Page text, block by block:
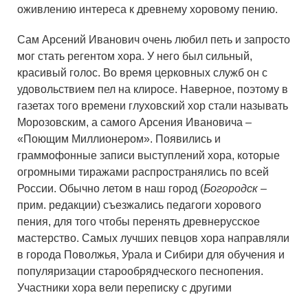
оживлению интереса к древнему хоровому пению.
Сам Арсений Иванович очень любил петь и запросто
мог стать регентом хора. У него был сильный,
красивый голос. Во время церковных служб он с
удовольствием пел на клиросе. Наверное, поэтому в
газетах того времени глуховский хор стали называть
Морозовским, а самого Арсения Ивановича –
«Поющим Миллионером». Появились и
граммофонные записи выступлений хора, которые
огромными тиражами распространялись по всей
России. Обычно летом в наш город (Богородск –
прим. редакции) съезжались педагоги хорового
пения, для того чтобы перенять древнерусское
мастерство. Самых лучших певцов хора направляли
в города Поволжья, Урала и Сибири для обучения и
популяризации старообрядческого песнопения.
Участники хора вели переписку с другими